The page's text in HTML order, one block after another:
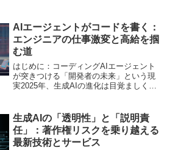
を単なる「ツール」として捉えているか
らかもしれません。...
AIエージェントがコードを書く：
エンジニアの仕事激変と高給を掴
む道
はじめに：コーディングAIエージェント
が突きつける「開発者の未来」という現
実2025年、生成AIの進化は目覚ましく、
ソフトウェア開発の現場に激震をもたら
しているのが「コ...
生成AIの「透明性」と「説明責
任」：著作権リスクを乗り越える
最新技術とサービス